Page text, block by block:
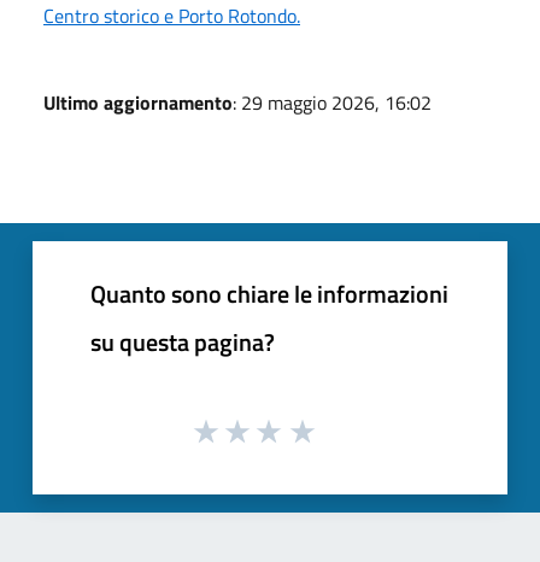
Centro storico e Porto Rotondo.
Ultimo aggiornamento: 29 maggio 2026, 16:02
Quanto sono chiare le informazioni
su questa pagina?